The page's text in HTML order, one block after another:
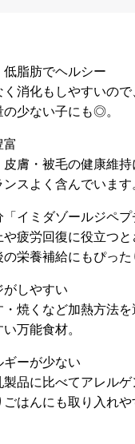
低脂肪でヘルシー
消化もしやすいので
の少ない子にも◎。
富
膚・被毛の健康維持
スよく含んでいます
「イミダゾールジペプ
疲労回復に役立つと
栄養補給にもぴった
がしやすい
焼くなど加熱方法を
万能食材。
ギーが少ない
品に比べてアレルゲ
はんにも取り入れや